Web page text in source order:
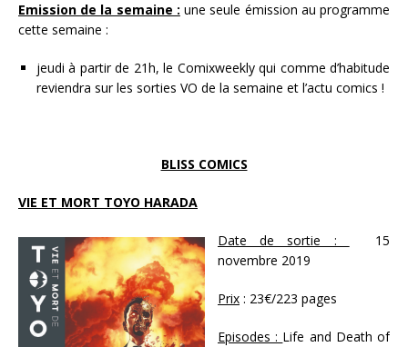
Emission de la semaine : une seule émission au programme
cette semaine :
jeudi à partir de 21h, le Comixweekly qui comme d’habitude
reviendra sur les sorties VO de la semaine et l’actu comics !
BLISS COMICS
VIE ET MORT TOYO HARADA
Date de sortie :
15
novembre 2019
Prix : 23€/223 pages
Episodes : Life and Death of